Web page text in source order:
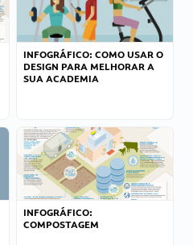
INFOGRÁFICO: COMO USAR O
DESIGN PARA MELHORAR A
SUA ACADEMIA
INFOGRÁFICO:
COMPOSTAGEM